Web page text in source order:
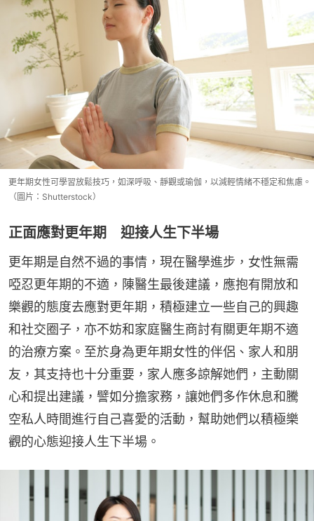
更年期女性可學習放鬆技巧，如深呼吸、靜觀或瑜伽，以減輕情緒不穩定和焦慮。
（圖片：Shutterstock）
正面應對更年期 迎接人生下半場
更年期是自然不過的事情，現在醫學進步，女性無需
啞忍更年期的不適，陳醫生最後建議，應抱有開放和
樂觀的態度去應對更年期，積極建立一些自己的興趣
和社交圈子，亦不妨和家庭醫生商討有關更年期不適
的治療方案。至於身為更年期女性的伴侶、家人和朋
友，其支持也十分重要，家人應多諒解她們，主動關
心和提出建議，譬如分擔家務，讓她們多作休息和騰
空私人時間進行自己喜愛的活動，幫助她們以積極樂
觀的心態迎接人生下半場。